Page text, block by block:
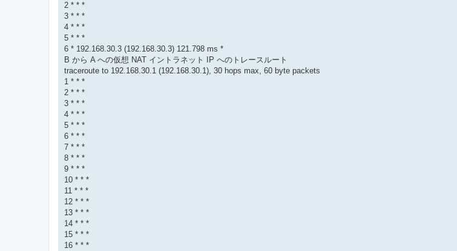
2 * * *
3 * * *
4 * * *
5 * * *
6 * 192.168.30.3 (192.168.30.3) 121.798 ms *
B から A への仮想 NAT イントラネット IP へのトレースルート
traceroute to 192.168.30.1 (192.168.30.1), 30 hops max, 60 byte packets
1 * * *
2 * * *
3 * * *
4 * * *
5 * * *
6 * * *
7 * * *
8 * * *
9 * * *
10 * * *
11 * * *
12 * * *
13 * * *
14 * * *
15 * * *
16 * * *